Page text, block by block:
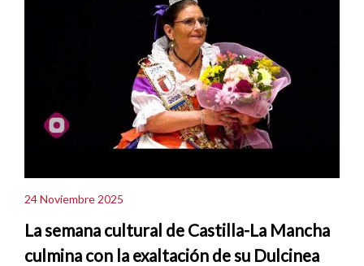
24 Noviembre 2025
La semana cultural de Castilla-La Mancha
culmina con la exaltación de su Dulcinea